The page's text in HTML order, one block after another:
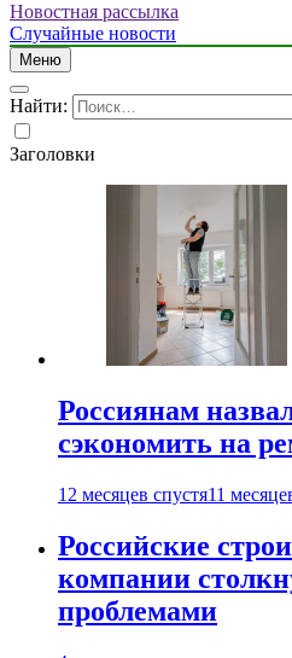
Новостная рассылка
Случайные новости
Меню
Найти:
Заголовки
Россиянам
сэкономить на
12 месяцев спустя11
Российские
компании
проблемами